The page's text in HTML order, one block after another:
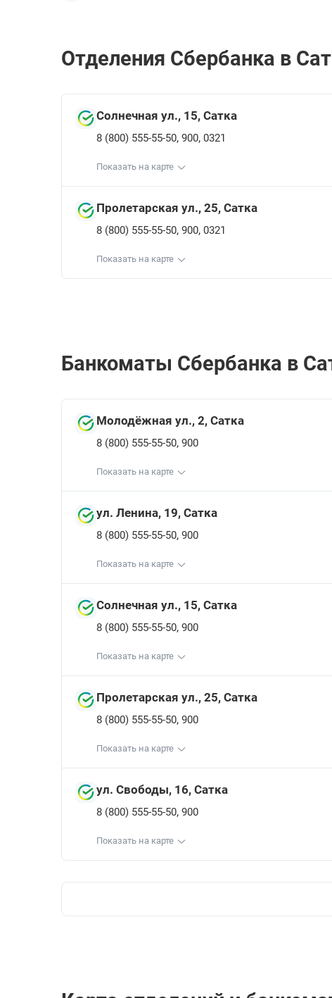
Отделения Сбербанкa в
Солнечная ул., 15, Сатка
8 (800) 555-55-50, 900, 0321
Показать на карте
Пролетарская ул., 25, Сатка
8 (800) 555-55-50, 900, 0321
Показать на карте
Банкоматы Сбербанкa в
Молодёжная ул., 2, Сатка
8 (800) 555-55-50, 900
Показать на карте
ул. Ленина, 19, Сатка
8 (800) 555-55-50, 900
Показать на карте
Солнечная ул., 15, Сатка
8 (800) 555-55-50, 900
Показать на карте
Пролетарская ул., 25, Сатка
8 (800) 555-55-50, 900
Показать на карте
ул. Свободы, 16, Сатка
8 (800) 555-55-50, 900
Показать на карте